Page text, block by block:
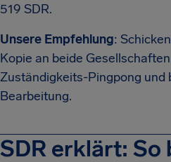
519 SDR.
Unsere Empfehlung:
Kopie an beide
Zuständigkeits-Pingpong und
Bearbeitung.
SDR erklärt: So